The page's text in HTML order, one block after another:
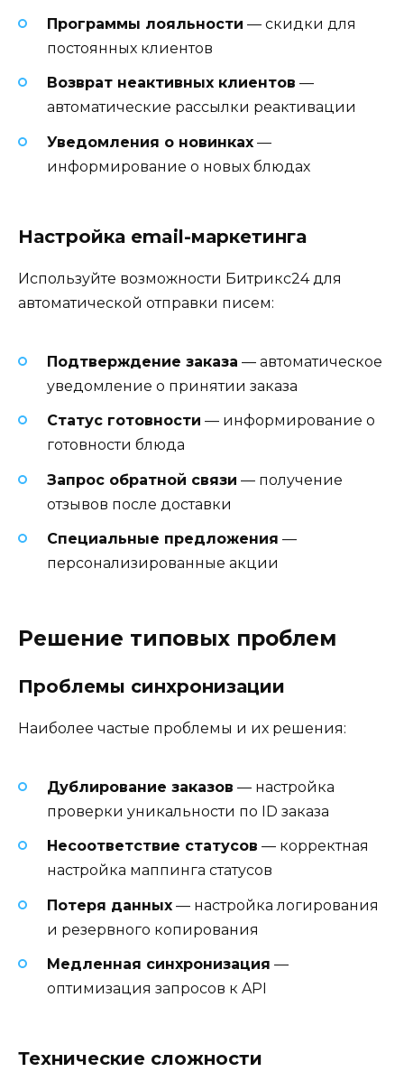
Программы лояльности — скидки для
постоянных клиентов
Возврат неактивных клиентов —
автоматические рассылки реактивации
Уведомления о новинках —
информирование о новых блюдах
Настройка email-маркетинга
Используйте возможности Битрикс24 для
автоматической отправки писем:
Подтверждение заказа — автоматическое
уведомление о принятии заказа
Статус готовности — информирование о
готовности блюда
Запрос обратной связи — получение
отзывов после доставки
Специальные предложения —
персонализированные акции
Решение типовых проблем
Проблемы синхронизации
Наиболее частые проблемы и их решения:
Дублирование заказов — настройка
проверки уникальности по ID заказа
Несоответствие статусов — корректная
настройка маппинга статусов
Потеря данных — настройка логирования
и резервного копирования
Медленная синхронизация —
оптимизация запросов к API
Технические сложности